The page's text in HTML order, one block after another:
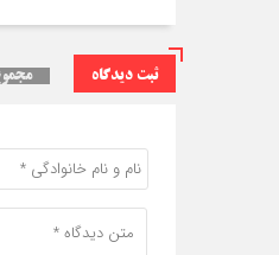
ثبت دیدگاه